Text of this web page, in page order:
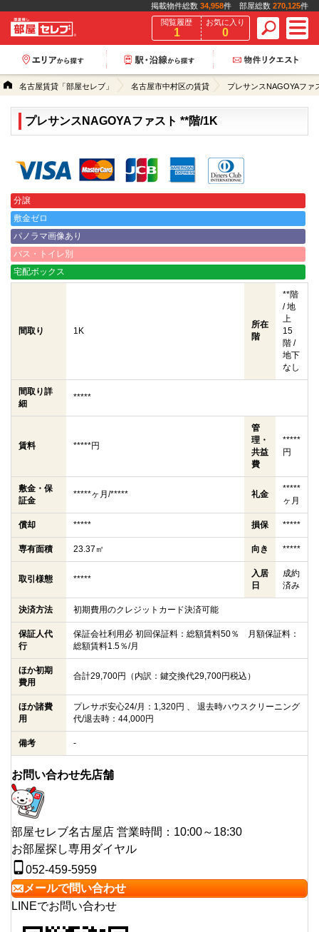
掲載物件総数 34,958件 部屋総数 270,125件
閲覧履歴
1
お気に入り
0
名古屋賃貸「部屋セレブ」 名古屋市中村区の賃貸 プレサンスNAGOYAファ
プレサンスNAGOYAファスト **階/1K
分譲
敷金ゼロ
パノラマ画像あり
バス・トイレ別
宅配ボックス
間取り 1K
所在
階
**階
/ 地
上
15
階 /
地下
なし
間取り詳
細
*****
賃料 *****円
管
理・
共益
費
*****
円
敷金・保
証金
*****ヶ月/***** 礼金
*****
ヶ月
償却 ***** 損保 *****
専有面積 23.37㎡ 向き *****
取引様態 *****
入居
日
成約
済み
決済方法 初期費用のクレジットカード決済可能
保証人代
行
保証会社利用必 初回保証料：総額賃料50％ 月額保証料：
総額賃料1.5％/月
ほか初期
費用
合計29,700円（内訳：鍵交換代29,700円税込）
ほか諸費
用
プレサポ安心24/月：1,320円 、 退去時ハウスクリーニング
代/退去時：44,000円
備考 -
お問い合わせ先店舗
部屋セレブ名古屋店 営業時間：10:00～18:30
お部屋探し専用ダイヤル
052-459-5959
メールで問い合わせ
LINEでお問い合わせ